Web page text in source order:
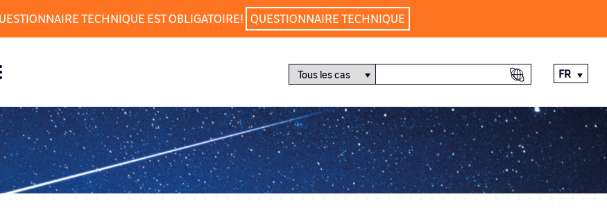
TECHNIQUE EST OBLIGATOIRE! QUESTIONNAIRE TECHNIQUE
FR